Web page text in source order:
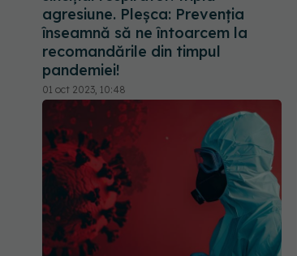
agresiune. Pleșca: Prevenția
înseamnă să ne întoarcem la
recomandările din timpul
pandemiei!
01 oct 2023, 10:48